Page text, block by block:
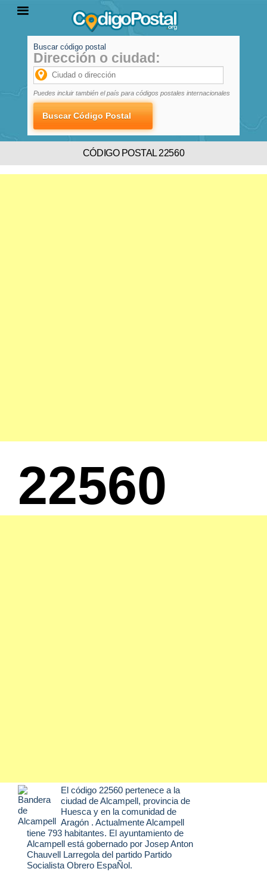
PROVINCIAS
LOCALIDADES
Buscar código postal
Dirección o ciudad:
Puedes incluir también el país para códigos postales internacionales
CÓDIGO POSTAL 22560
22560
El código 22560 pertenece a la
ciudad deAlcampell, provincia de
Huesca y en la comunidad de
Aragón . Actualmente Alcampell
tiene 793 habitantes. El ayuntamiento de
Alcampell está gobernado por Josep Anton
Chauvell Larregola del partido Partido
Socialista Obrero EspaÑol.